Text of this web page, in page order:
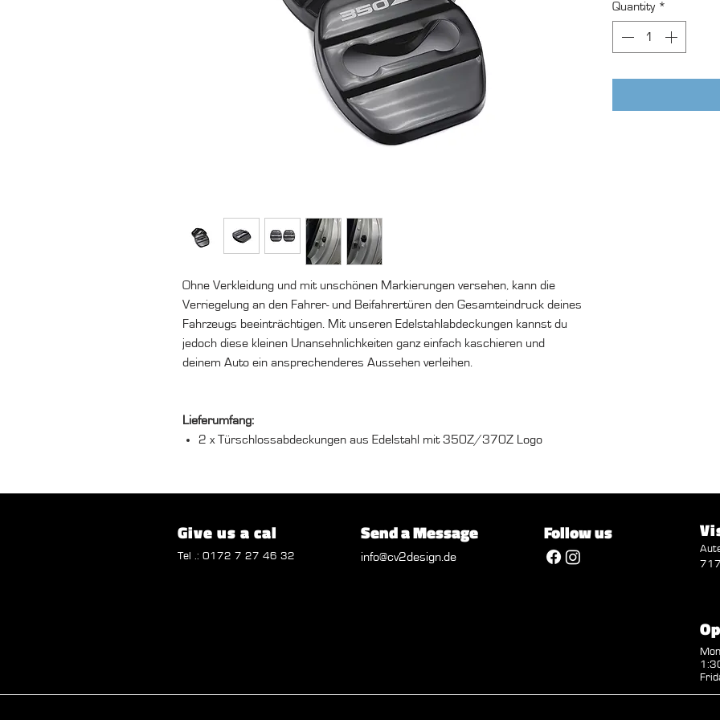
Ohne Verkleidung und mit unschönen Markierungen versehen, kann die
Verriegelung an den Fahrer- und Beifahrertüren den Gesamteindruck deines
Fahrzeugs beeinträchtigen. Mit unseren Edelstahlabdeckungen kannst du
jedoch diese kleinen Unansehnlichkeiten ganz einfach kaschieren und
deinem Auto ein ansprechenderes Aussehen verleihen.
Lieferumfang:
2 x Türschlossabdeckungen aus Edelstahl mit 350Z/370Z Logo
Quantity *
Give us a cal
Tel .: 0172 7 27 46 32
Send a Message
info@cv2design.de
Follow us